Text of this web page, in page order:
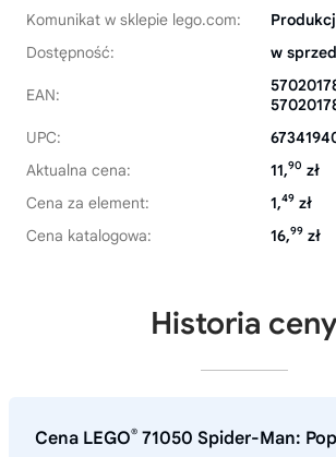
Komunikat w sklepie lego.com:
Dostępność:
w
EAN:
UPC:
Aktualna cena:
11,90 zł
Cena za element:
1,49 zł
Cena katalogowa:
16,99 zł
Historia ceny
Cena LEGO® 71050 Spider-Man: